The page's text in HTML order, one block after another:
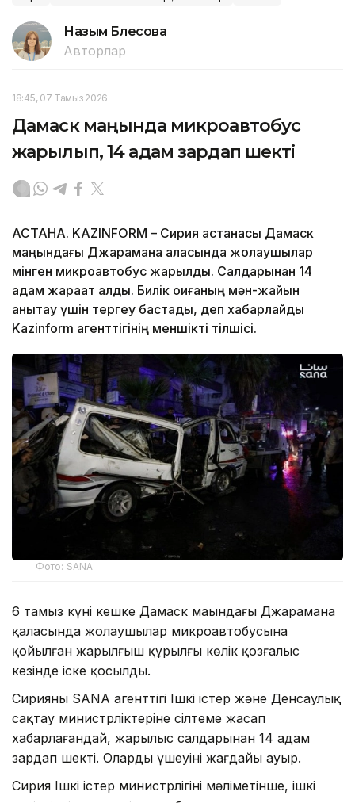
Назым Бөлесова
Авторлар
18:45, 07 Тамыз 2026
Дамаск маңында микроавтобус
жарылып, 14 адам зардап шекті
АСТАНА. KAZINFORM – Сирия астанасы Дамаск
маңындағы Джарамана қаласында жолаушылар
мінген микроавтобус жарылды. Салдарынан 14
адам жарақат алды. Билік оқиғаның мән-жайын
анықтау үшін тергеу бастады, деп хабарлайды
Kazinform агенттігінің меншікті тілшісі.
Фото: SANA
6 тамыз күні кешке Дамаск маңындағы Джарамана
қаласында жолаушылар микроавтобусына
қойылған жарылғыш құрылғы көлік қозғалыс
кезінде іске қосылды.
Сирияның SANA агенттігі Ішкі істер және Денсаулық
сақтау министрліктеріне сілтеме жасап
хабарлағандай, жарылыс салдарынан 14 адам
зардап шекті. Олардың үшеуінің жағдайы ауыр.
Сирия Ішкі істер министрлігінің мәліметінше, ішкі